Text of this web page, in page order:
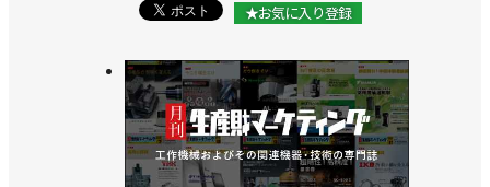
★お気に入り登録